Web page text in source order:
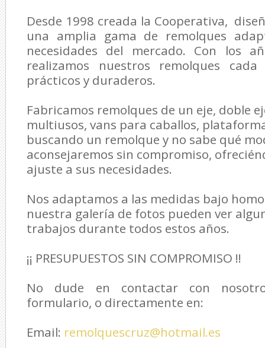
Desde 1998 creada la Cooperativa,
una amplia gama de remolques
necesidades del mercado. Con los
realizamos nuestros remolques
prácticos y duraderos.
Fabricamos remolques de un eje, doble
multiusos, vans para caballos,
buscando un remolque y no sabe qué
aconsejaremos sin compromiso,
ajuste a sus necesidades.
Nos adaptamos a las medidas bajo
nuestra galería de fotos pueden ver
trabajos durante todos estos años.
¡¡ PRESUPUESTOS SIN COMPROMISO !!
No dude en contactar con
formulario, o directamente en:
Email: remolquescruz@hotmail.es